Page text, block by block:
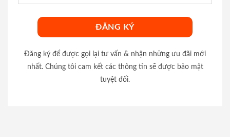
Đăng ký để được gọi lại tư vấn & nhận những ưu đãi mới
nhất. Chúng tôi cam kết các thông tin sẽ được bảo mật
tuyệt đối.